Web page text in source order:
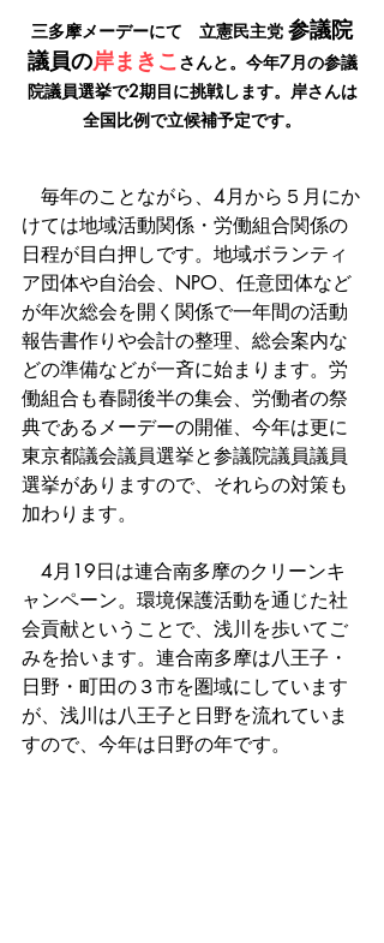
三多摩メーデーにて　立憲民主党 参議院
議員の岸まきこ さんと。今年7月の参議
院議員選挙で2期目に挑戦します。岸さんは
全国比例で立候補予定です。
毎年のことながら、4月から５月にか
けては地域活動関係・労働組合関係の
日程が目白押しです。地域ボランティ
ア団体や自治会、NPO、任意団体など
が年次総会を開く関係で一年間の活動
報告書作りや会計の整理、総会案内な
どの準備などが一斉に始まります。労
働組合も春闘後半の集会、労働者の祭
典であるメーデーの開催、今年は更に
東京都議会議員選挙と参議院議員議員
選挙がありますので、それらの対策も
加わります。
4月19日は連合南多摩のクリーンキ
ャンペーン。環境保護活動を通じた社
会貢献ということで、浅川を歩いてご
みを拾います。連合南多摩は八王子・
日野・町田の３市を圏域にしています
が、浅川は八王子と日野を流れていま
すので、今年は日野の年です。